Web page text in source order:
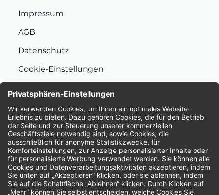
Impressum
AGB
Datenschutz
Cookie-Einstellungen
Bewertungen